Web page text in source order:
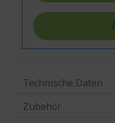
Technische Daten
Zubehör